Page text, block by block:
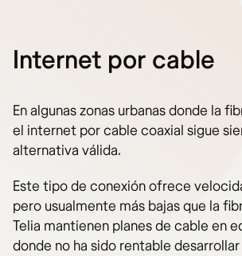
Internet por cable
En algunas zonas urbanas donde la
el internet por cable coaxial sigue
alternativa válida.
Este tipo de conexión ofrece
pero usualmente más bajas que la
Telia mantienen planes de cable en
donde no ha sido rentable